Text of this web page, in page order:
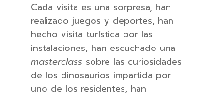
Cada visita es una sorpresa, han
realizado juegos y deportes, han
hecho visita turística por las
instalaciones, han escuchado una
masterclass sobre las curiosidades
de los dinosaurios impartida por
uno de los residentes, han